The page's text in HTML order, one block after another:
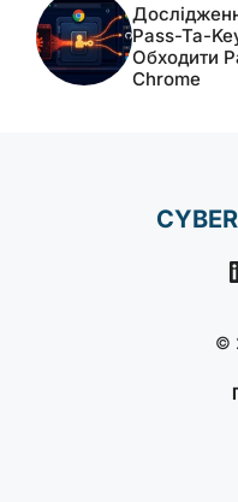
Pass-Ta-
Обходити
Chrome
©